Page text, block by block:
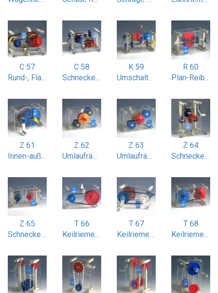
C 57
Rund-, Flach- und Keilriemenantrieb
C 58
Schnecken-Kegel-Schraubenradgetriebe
K 59
Umschalt-Klauenkupplung
R 60
Plan-Reibradgetriebe
Z 61
Innen-außenverzahntes Stirnradgetriebe
Z 62
Umlaufrädergetriebe gleichlaufend
Z 63
Umlaufrädergetriebe mit gegenläufiger Abtriebswelle
Z 64
Schneckenradgetriebe 2-stufig
Z 65
Schneckenradgetriebe 2- und 3-gängig
T 66
Keilriemenantrieb einstufig
T 67
Keilriemenantrieb zweistufig
T 68
Keilriemen Stufenscheibenantrieb